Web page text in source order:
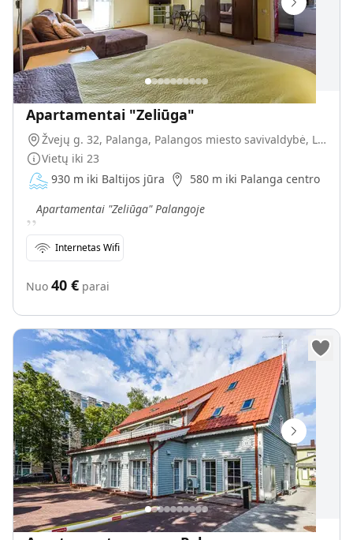
Apartamentai "Zeliūga"
Žvejų g. 32, Palanga, Palangos miesto savivaldybė, Lietuva
Vietų iki 23
930 m iki Baltijos jūra
580 m iki Palanga centro
„Apartamentai "Zeliūga" Palangoje
Internetas Wifi
Nuo 40 € parai